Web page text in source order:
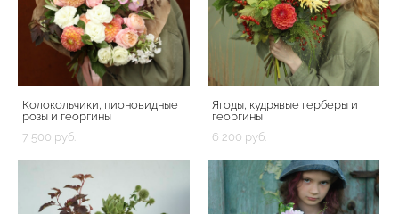
Колокольчики, пионовидные
розы и георгины
7 500 pуб.
Ягоды, кудрявые герберы и
георгины
6 200 pуб.